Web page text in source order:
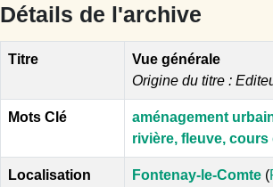
Détails de l'archive
Titre
Vue générale
Origine du titre :
Mots Clé
aménagement
rivière, fleuve,
Localisation Fontenay-le-Comte (